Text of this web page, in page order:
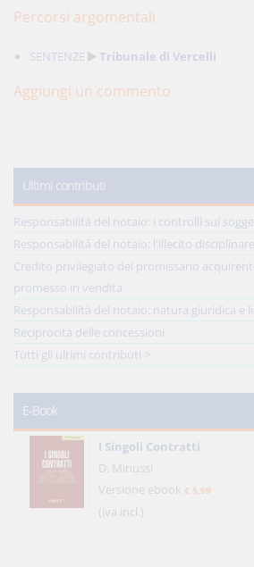
Percorsi argomentali
SENTENZE Tribunale di Vercelli
Aggiungi un commento
Ultimi contributi
Responsabilità del notaio: i controlli sui
Responsabilità del notaio: l'illecito
Credito privilegiato del promissario
promesso in vendita
Responsabilità del notaio: natura giuridica e
Reciprocità delle concessioni
Tutti gli ultimi contributi >
E-Book
I Singoli Contratti
D. Minussi
Versione ebook € 5,99
(iva incl.)